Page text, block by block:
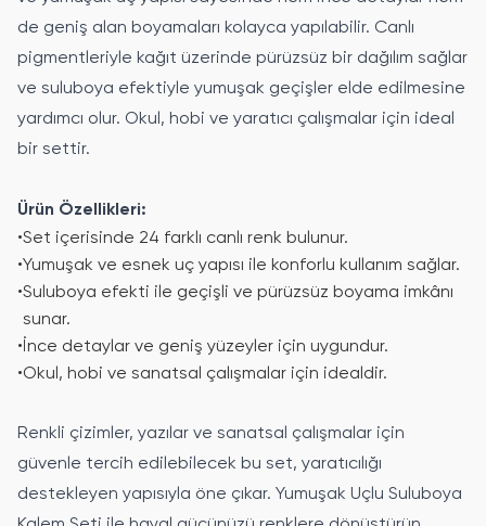
de geniş alan boyamaları kolayca yapılabilir. Canlı
pigmentleriyle kağıt üzerinde pürüzsüz bir dağılım sağlar
ve suluboya efektiyle yumuşak geçişler elde edilmesine
yardımcı olur. Okul, hobi ve yaratıcı çalışmalar için ideal
bir settir.
Ürün Özellikleri:
•Set içerisinde 24 farklı canlı renk bulunur.
•Yumuşak ve esnek uç yapısı ile konforlu kullanım sağlar.
•Suluboya efekti ile geçişli ve pürüzsüz boyama imkânı
sunar.
• İnce detaylar ve geniş yüzeyler için uygundur.
•Okul, hobi ve sanatsal çalışmalar için idealdir.
Renkli çizimler, yazılar ve sanatsal çalışmalar için
güvenle tercih edilebilecek bu set, yaratıcılığı
destekleyen yapısıyla öne çıkar. Yumuşak Uçlu Suluboya